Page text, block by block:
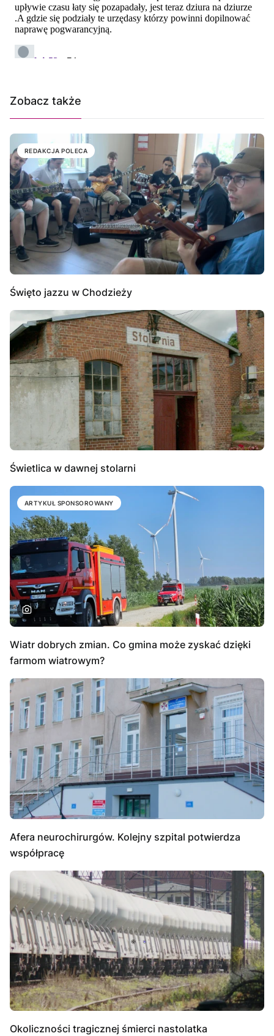
Zobacz także
REDAKCJA POLECA
Święto jazzu w Chodzieży
Świetlica w dawnej stolarni
ARTYKUŁ SPONSOROWANY
Wiatr dobrych zmian. Co gmina może zyskać dzięki
farmom wiatrowym?
Afera neurochirurgów. Kolejny szpital potwierdza
współpracę
Okoliczności tragicznej śmierci nastolatka